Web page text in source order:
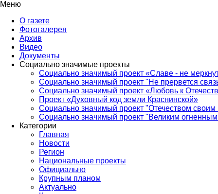
Меню
О газете
Фотогалерея
Архив
Видео
Документы
Социально значимые проекты
Социально значимый проект «Славе - не
Социально значимый проект "Не прервется
Социально значимый проект «Любовь к
Проект «Духовный код земли Краснинской»
Социально значимый проект "Отечеством своим
Социально значимый проект "Великим
Категории
Главная
Новости
Регион
Национальные проекты
Официально
Крупным планом
Актуально